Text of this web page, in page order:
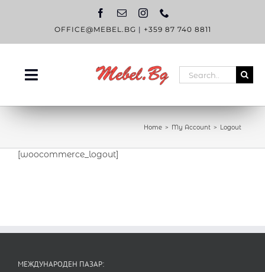
OFFICE@MEBEL.BG | +359 87 740 8811
Toggle
НАЧАЛО
Search
for:
Home My Account Logout
[woocommerce_logout]
МЕЖДУНАРОДЕН ПАЗАР: